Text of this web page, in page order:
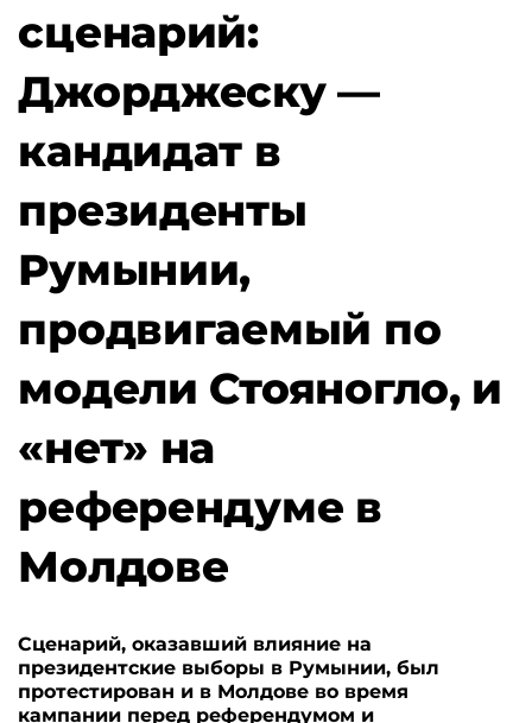
сценарий:
Джорджеску —
кандидат в
президенты
Румынии,
продвигаемый по
модели Стояногло, и
«нет» на
референдуме в
Молдове
Сценарий, оказавший влияние на
президентские выборы в Румынии, был
протестирован и в Молдове во время
кампании перед референдумом и